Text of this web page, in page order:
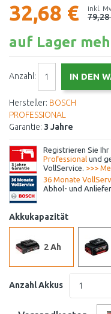
32,68 € inkl.
79,28
auf Lager
Anzahl:
Hersteller: BOSCH
PROFESSIONAL
Garantie: 3 Jahre
Registrieren Sie
Professional und
VollService. >>>
36 Monate
Abhol- und
Akkukapazität
2 Ah
Anzahl Akkus 1